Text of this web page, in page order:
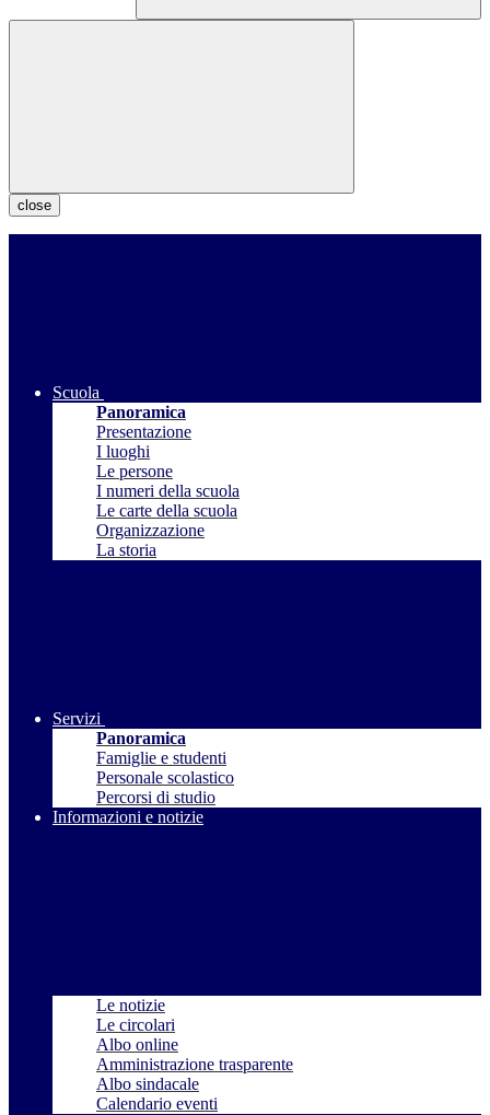
close
Scuola
Panoramica
Presentazione
I luoghi
Le persone
I numeri della scuola
Le carte della scuola
Organizzazione
La storia
Servizi
Panoramica
Famiglie e studenti
Personale scolastico
Percorsi di studio
Informazioni e notizie
Le notizie
Le circolari
Albo online
Amministrazione trasparente
Albo sindacale
Calendario eventi